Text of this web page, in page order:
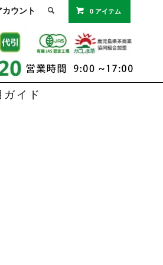
カウント 0 アイテム
ガイド